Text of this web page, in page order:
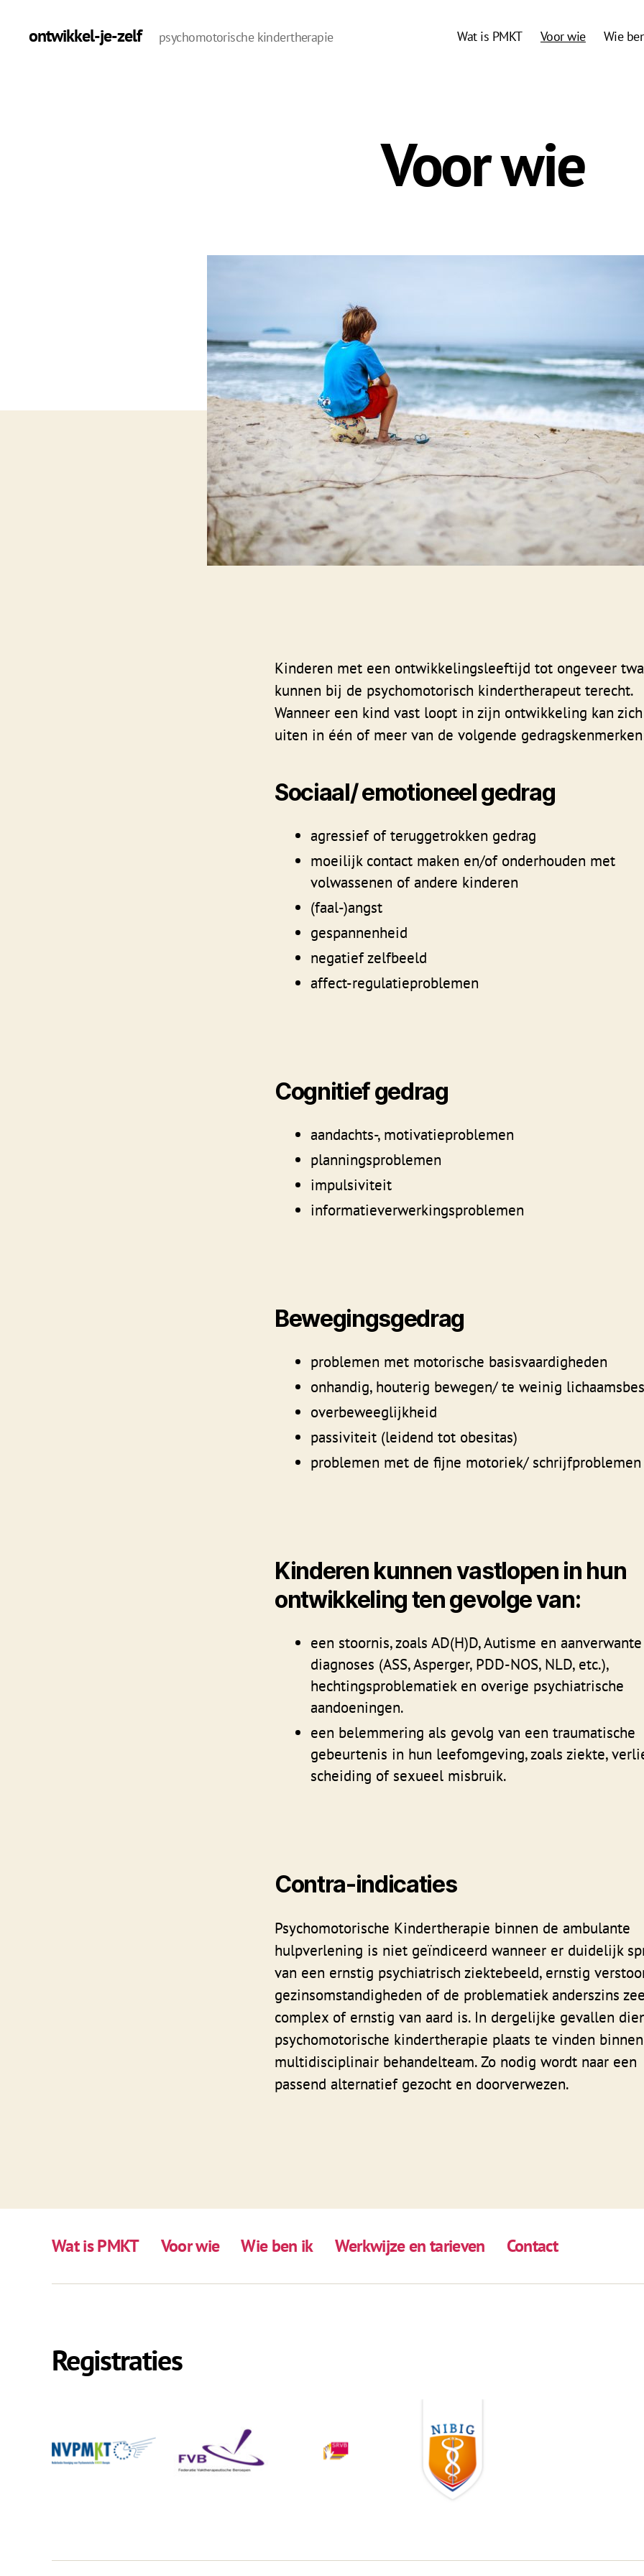
ontwikkel-je-zelf psychomotorische kindertherapie Wat is PMKT Voor wie Wie
Voor wie
Kinderen met een ontwikkelingsleeftijd tot ongeveer
kunnen bij de psychomotorisch kindertherapeut terecht.
Wanneer een kind vast loopt in zijn ontwikkeling kan
uiten in één of meer van de volgende
Sociaal/ emotioneel gedrag
agressief of teruggetrokken gedrag
moeilijk contact maken en/of onderhouden met
volwassenen of andere kinderen
(faal-)angst
gespannenheid
negatief zelfbeeld
affect-regulatieproblemen
Cognitief gedrag
aandachts-, motivatieproblemen
planningsproblemen
impulsiviteit
informatieverwerkingsproblemen
Bewegingsgedrag
problemen met motorische basisvaardigheden
onhandig, houterig bewegen/ te weinig
overbeweeglijkheid
passiviteit (leidend tot obesitas)
problemen met de fijne motoriek/ schrijfproblemen
Kinderen kunnen vastlopen in hun
ontwikkeling ten gevolge van:
een stoornis, zoals AD(H)D, Autisme en aanverwante
diagnoses (ASS, Asperger, PDD-NOS, NLD, etc.),
hechtingsproblematiek en overige psychiatrische
aandoeningen.
een belemmering als gevolg van een traumatische
gebeurtenis in hun leefomgeving, zoals ziekte,
scheiding of sexueel misbruik.
Contra-indicaties
Psychomotorische Kindertherapie binnen de ambulante
hulpverlening is niet geïndiceerd wanneer er duidelijk
van een ernstig psychiatrisch ziektebeeld, ernstig
gezinsomstandigheden of de problematiek anderszins
complex of ernstig van aard is. In dergelijke gevallen
psychomotorische kindertherapie plaats te vinden
multidisciplinair behandelteam. Zo nodig wordt naar een
passend alternatief gezocht en doorverwezen.
Wat is PMKT Voor wie Wie ben ik Werkwijze en tarieven Contact
Registraties